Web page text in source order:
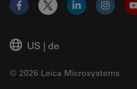
US | de
© 2026 Leica Microsystems
Facebook
X LinkedIn